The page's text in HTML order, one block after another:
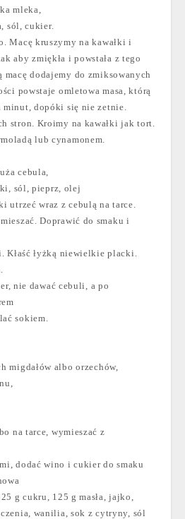
mleka,
sól, cukier.
Macę kruszymy na kawałki i
aby zmiękła i powstała z tego
dodajemy do zmiksowanych
powstaje omletowa masa, którą
minut, dopóki się nie zetnie.
stron. Kroimy na kawałki jak tort.
lub cynamonem.
cebula,
sól, pieprz, olej
utrzeć wraz z cebulą na tarce.
Doprawić do smaku i
Kłaść łyżką niewielkie placki.
nie dawać cebuli, a po
sokiem.
migdałów albo orzechów,
na tarce, wymieszać z
dodać wino i cukier do smaku
g cukru, 125 g masła, jajko,
wanilia, sok z cytryny, sól